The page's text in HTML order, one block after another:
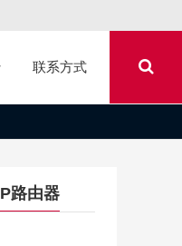
联系方式
路由器